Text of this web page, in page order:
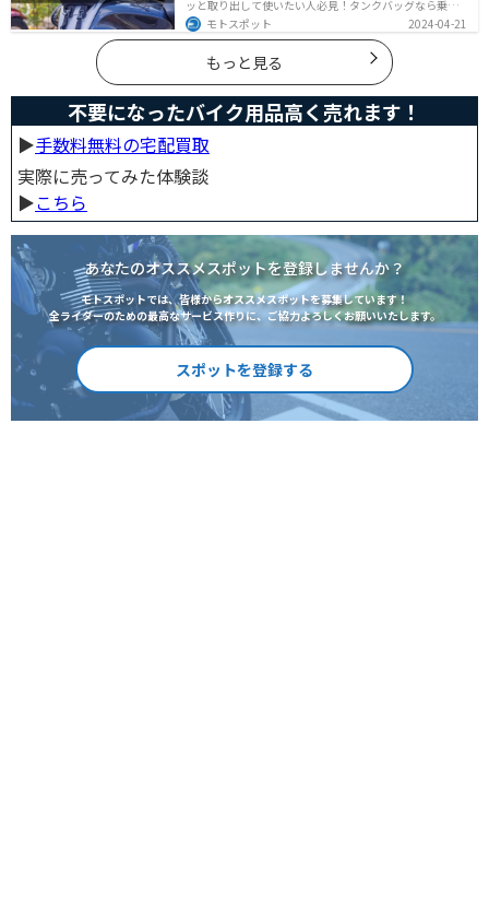
ッと取り出して使いたい人必見！タンクバッグなら乗車
中でも簡単に荷物を確認できます。脱着もマグネットや
吸盤でつけるだけで非常に簡単、しっかり固定したい人
はベルトを使うこともできます。
モトスポット 2024-04-21
もっと見る
不要になったバイク用品高く売れます！
▶︎手数料無料の宅配買取
実際に売ってみた体験談
▶︎こちら
あなたのオススメスポットを登録しませんか？
モトスポットでは、皆様からオススメスポットを募集しています！
全ライダーのための最高なサービス作りに、ご協力よろしくお願いいたします。
スポットを登録する